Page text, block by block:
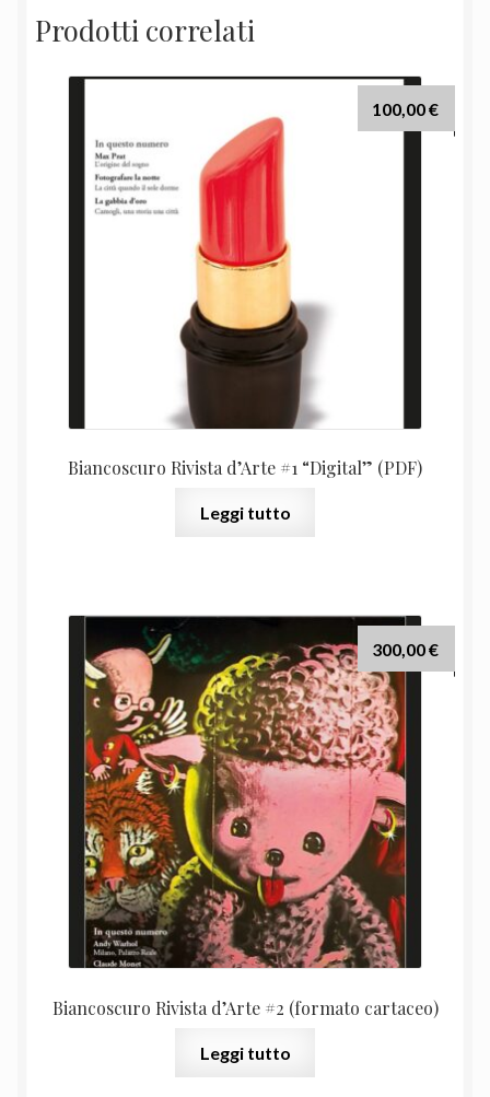
Prodotti correlati
Biancoscuro Rivista d’Arte #1 “Digital” (PDF)
100,00€
Leggi tutto
Biancoscuro Rivista d’Arte #2 (formato cartaceo)
300,00€
Leggi tutto